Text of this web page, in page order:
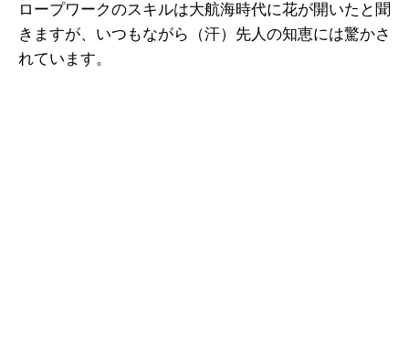
ロープワークのスキルは大航海時代に花が開いたと聞
きますが、いつもながら（汗）先人の知恵には驚かさ
れています。